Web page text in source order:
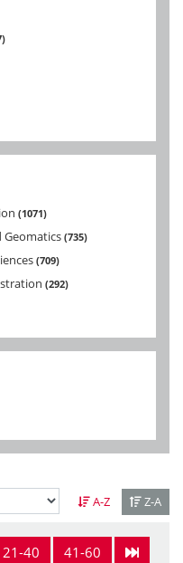
1071
Geomatics 735
709
292
A-Z Z-A
21-40 41-60